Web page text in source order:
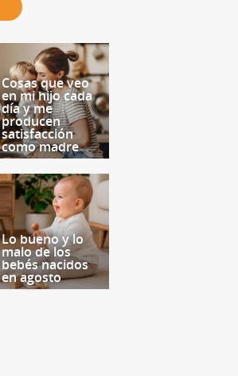
Cosas que veo
en mi hijo cada
día y me
producen
satisfacción
como madre
Lo bueno y lo
malo de los
bebés nacidos
en agosto